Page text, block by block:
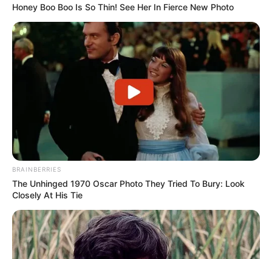
Honey Boo Boo Is So Thin! See Her In Fierce New Photo
BRAINBERRIES
The Unhinged 1970 Oscar Photo They Tried To Bury: Look
Closely At His Tie